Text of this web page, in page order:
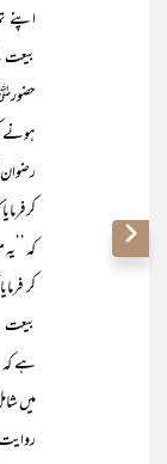
اپنے
ہونے
کر
کہ
کر
ہے کہ
میں